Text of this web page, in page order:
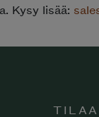
Kysy lisää: